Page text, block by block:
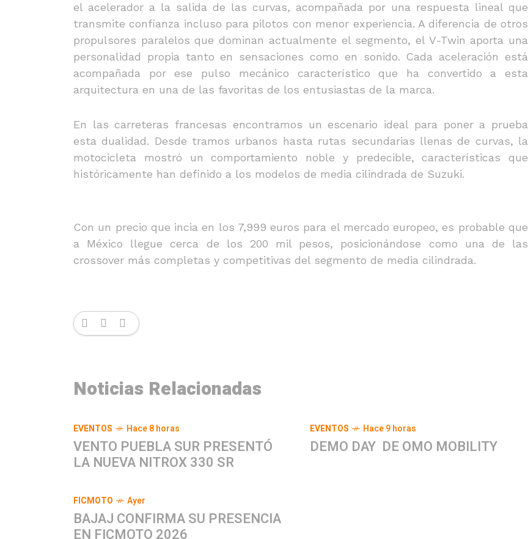
el acelerador a la salida de las curvas, acompañada por una respuesta lineal que
transmite confianza incluso para pilotos con menor experiencia. A diferencia de otros
propulsores paralelos que dominan actualmente el segmento, el V-Twin aporta una
personalidad propia tanto en sensaciones como en sonido. Cada aceleración está
acompañada por ese pulso mecánico característico que ha convertido a esta
arquitectura en una de las favoritas de los entusiastas de la marca.
En las carreteras francesas encontramos un escenario ideal para poner a prueba
esta dualidad. Desde tramos urbanos hasta rutas secundarias llenas de curvas, la
motocicleta mostró un comportamiento noble y predecible, características que
históricamente han definido a los modelos de media cilindrada de Suzuki.
Con un precio que incia en los 7,999 euros para el mercado europeo, es probable que
a México llegue cerca de los 200 mil pesos, posicionándose como una de las
crossover más completas y competitivas del segmento de media cilindrada.
Noticias Relacionadas
EVENTOS Hace 8 horas
VENTO PUEBLA SUR PRESENTÓ
LA NUEVA NITROX 330 SR
EVENTOS Hace 9 horas
DEMO DAY DE OMO MOBILITY
FICMOTO Ayer
BAJAJ CONFIRMA SU PRESENCIA
EN FICMOTO 2026